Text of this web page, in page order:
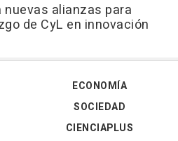
alianzas para
de CyL en innovación
ECONOMÍA
SOCIEDAD
CIENCIAPLUS